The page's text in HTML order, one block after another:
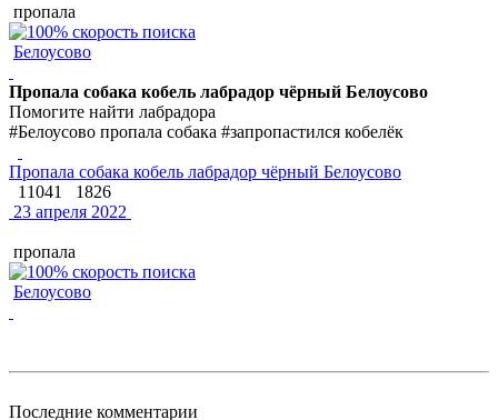
пропала
Белоусово
Пропала собака кобель лабрадор чёрный Белоусово
Помогите найти лабрадора
#Белоусово пропала собака #запропастился кобелёк
Пропала собака кобель лабрадор чёрный Белоусово
11041
1826
23 апреля 2022
пропала
Белоусово
Последние комментарии